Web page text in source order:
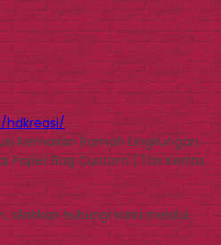
hdkreasi/
Kemasan Ramah Lingkungan
Paper Bag Custom | Tas Kertas
silahkan hubungi kami melalui